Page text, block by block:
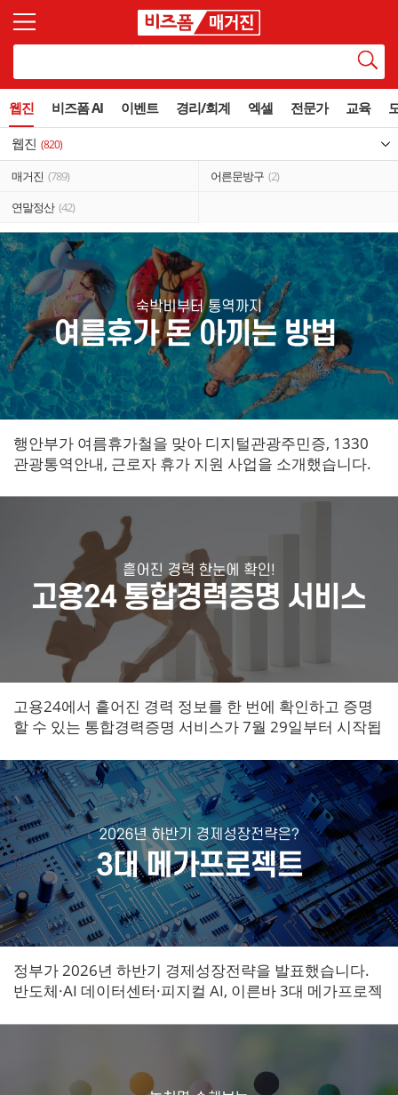
웹진 비즈폼 AI 이벤트 경리/회계 엑셀 전문가 교육
웹진 (820)
매거진 (789) 어른문방구 (2)
연말정산 (42)
행안부가 여름휴가철을 맞아 디지털관광주민증, 1330
관광통역안내, 근로자 휴가 지원 사업을 소개했습니다.
공서비스입니다.
고용24에서 흩어진 경력 정보를 한 번에 확인하고 증명
할 수 있는 통합경력증명 서비스가 7월 29일부터 시작됩
해질 전망입니다
정부가 2026년 하반기 경제성장전략을 발표했습니다.
반도체·AI 데이터센터·피지컬 AI, 이른바 3대 메가프로젝